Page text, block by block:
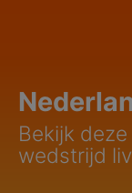
Bekijk
wedstrijd